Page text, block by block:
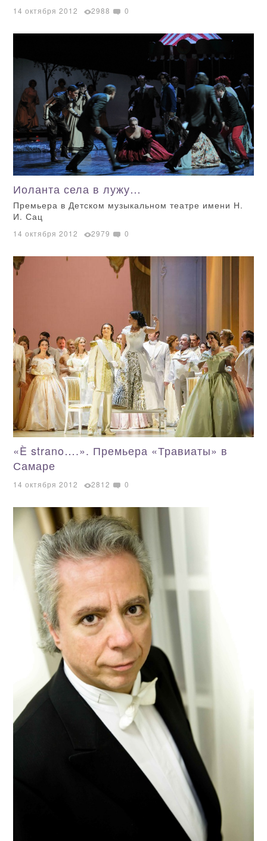
14 октября 2012 2988 0
Иоланта села в лужу…
Премьера в Детском музыкальном театре имени Н.
И. Сац
14 октября 2012 2979 0
«È strano….». Премьера «Травиаты» в
Самаре
14 октября 2012 2812 0